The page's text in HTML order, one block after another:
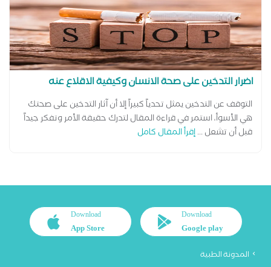
اضرار التدخين على صحة الانسان وكيفية الاقلاع عنه
التوقف عن التدخين يمثل تحدياً كبيراً إلا أن آثار التدخين على صحتك
هي الأسوأ، استمر في قراءة المقال لتدرك حقيقة الأمر وتفكر جيداً
قبل أن تشعل ...إقرأ المقال كامل
Download
Google play
Download
App Store
المدونة الطبية